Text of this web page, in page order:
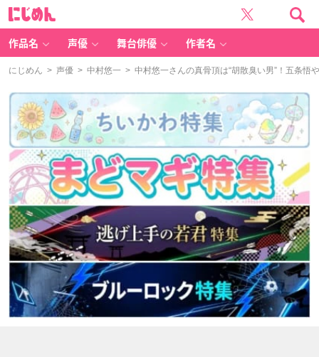
作品名 声優 舞台俳優 作者名
にじめん > 声優 > 中村悠一 > 中村悠一さんの真骨頂は“胡散臭い男”！五条悟